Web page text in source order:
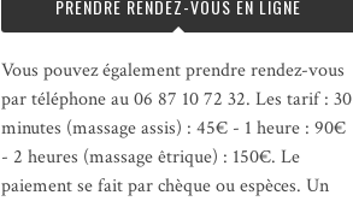
PRENDRE RENDEZ-VOUS EN LIGNE
Vous pouvez également prendre rendez-vous
par téléphone au 06 87 10 72 32. Les tarif : 30
minutes (massage assis) : 45€ - 1 heure : 90€
- 2 heures (massage êtrique) : 150€. Le
paiement se fait par chèque ou espèces. Un